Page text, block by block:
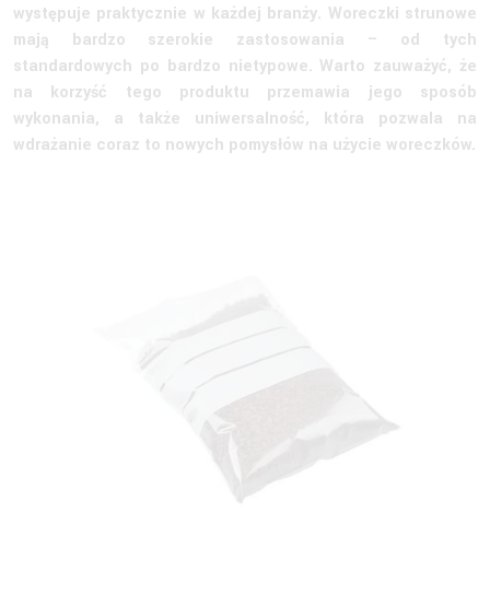
występuje praktycznie w każdej branży. Woreczki strunowe
mają bardzo szerokie zastosowania – od tych
standardowych po bardzo nietypowe. Warto zauważyć, że
na korzyść tego produktu przemawia jego sposób
wykonania, a także uniwersalność, która pozwala na
wdrażanie coraz to nowych pomysłów na użycie woreczków.